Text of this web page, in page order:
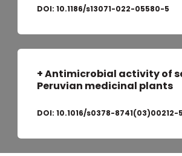
DOI:10.1186/s13071-022-05580-5
+ Antimicrobial activity of
Peruvian medicinal plants
DOI:10.1016/s0378-8741(03)00212-5